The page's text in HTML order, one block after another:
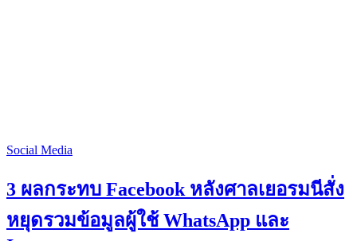
Social Media
3 ผลกระทบ Facebook หลังศาลเยอรมนีสั่ง
หยุดรวมข้อมูลผู้ใช้ WhatsApp และ